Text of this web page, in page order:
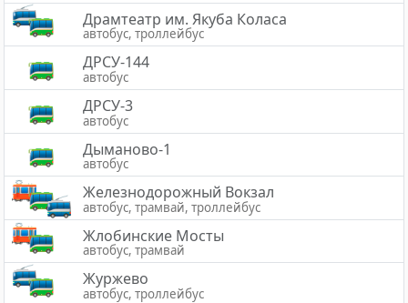
Драмтеатр им. Якуба Коласа
автобус, троллейбус
ДРСУ-144
автобус
ДРСУ-3
автобус
Дыманово-1
автобус
Железнодорожный Вокзал
автобус, трамвай, троллейбус
Жлобинские Мосты
автобус, трамвай
Журжево
автобус, троллейбус